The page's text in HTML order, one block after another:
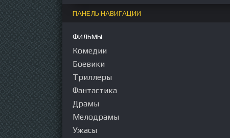
ПАНЕЛЬ НАВИГАЦИИ
ФИЛЬМЫ
Комедии
Боевики
Триллеры
Фантастика
Драмы
Мелодрамы
Ужасы